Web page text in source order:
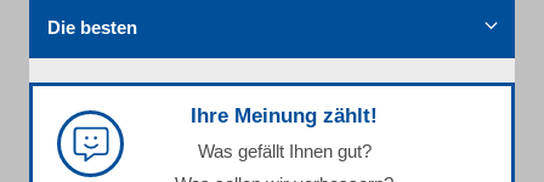
Die besten
Ihre Meinung zählt!
Was gefällt Ihnen gut?